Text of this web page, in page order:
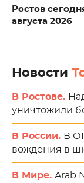
Ростов
августа 2026
Новости
В Ростове.
уничтожили
В России. В
вождения в
В Мире. Arab